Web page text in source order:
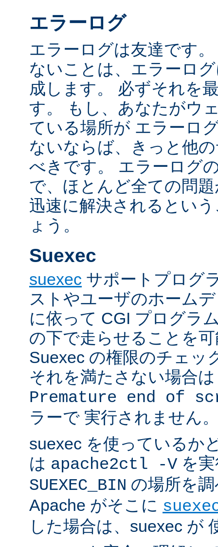
エラーログ
エラーログは友達です
ないことは、エラーロ
成します。 必ずそれを
す。 もし、あなたがウ
ている場所が エラーロ
ないならば、きっと他
べきです。 エラーログ
で、ほとんど全ての問
迅速に解決されるとい
ょう。
Suexec
suexec サポートプログ
ストやユーザのホーム
に依って CGI プログラ
の下で走らせることを
Suexec の権限のチェッ
それを満たさない場合
Premature end of
ラーで 実行されません
suexec を使っているか
は apache2ctl -V を
SUEXEC_BIN の場所を
Apache がそこに
した場合は、suexec が